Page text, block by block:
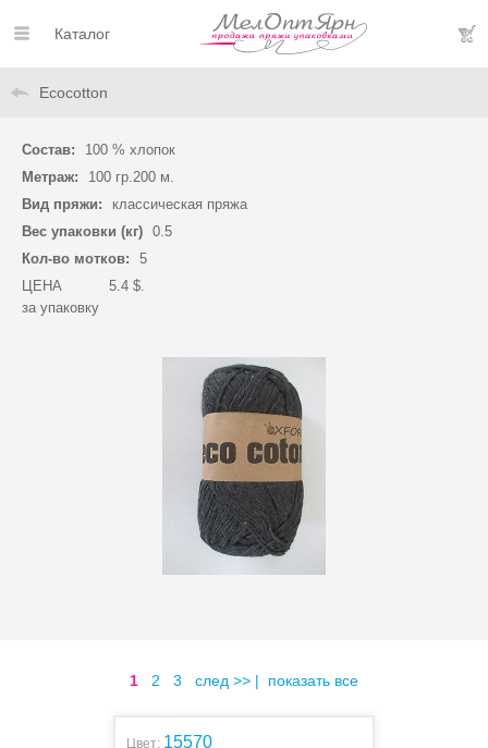
Каталог
Ecocotton
Состав:
100 % хлопок
Метраж:
100 гр.200 м.
Вид пряжи:
классическая пряжа
Вес упаковки (кг) 0.5
Кол-во мотков:
5
ЦЕНА
за упаковку
5.4 $.
1 2 3 след >> | показать все
Цвет: 15570